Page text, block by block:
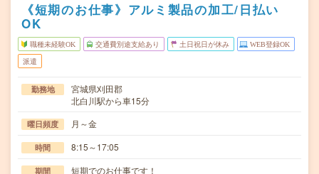
《短期のお仕事》アルミ製品の加工/日払い
OK
職種未経験OK 交通費別途支給あり 土日祝日が休み WEB登録OK
派遣
勤務地
宮城県刈田郡
北白川駅から車15分
曜日頻度 月～金
時間 8:15～17:05
期間 短期でのお仕事です！